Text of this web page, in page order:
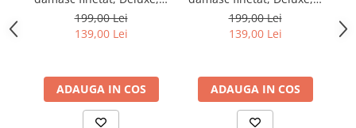
piese, Mov
199,00 Lei
139,00 Lei
ADAUGA IN COS
piese, Rosu
199,00 Lei
139,00 Lei
ADAUGA IN COS